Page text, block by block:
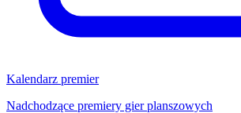
Kalendarz premier
Nadchodzące premiery gier planszowych